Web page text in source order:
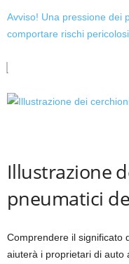
Avviso! Una pressione dei
comportare rischi pericolosi
Illustrazione
pneumatici
Comprendere il significato
aiuterà i proprietari di auto